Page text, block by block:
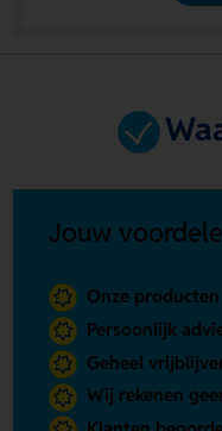
Jouw
Onze
Persoonlijk
Geheel
Wij rekenen